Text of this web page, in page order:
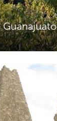
Guanajuato